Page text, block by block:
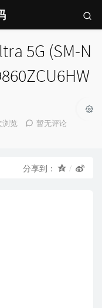
5G (SM-N
浏览
暂无评论
分享到：